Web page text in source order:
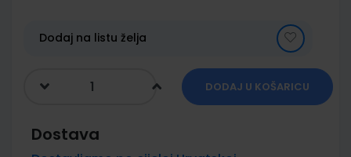
galleryDodaj na listu želja
DODAJ U KOŠARICU
Dostava